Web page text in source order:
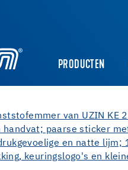
PRODUCTEN